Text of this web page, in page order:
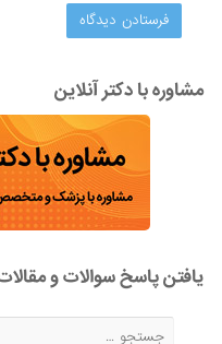
مشاوره با دکتر آنلاین
یافتن پاسخ سوالات و